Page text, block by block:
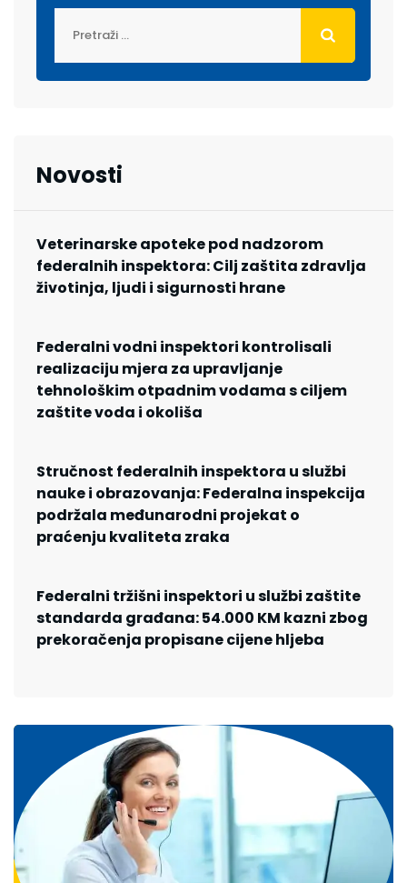
Novosti
Veterinarske apoteke pod nadzorom
federalnih inspektora: Cilj zaštita zdravlja
životinja, ljudi i sigurnosti hrane
Federalni vodni inspektori kontrolisali
realizaciju mjera za upravljanje
tehnološkim otpadnim vodama s ciljem
zaštite voda i okoliša
Stručnost federalnih inspektora u službi
nauke i obrazovanja: Federalna inspekcija
podržala međunarodni projekat o
praćenju kvaliteta zraka
Federalni tržišni inspektori u službi zaštite
standarda građana: 54.000 KM kazni zbog
prekoračenja propisane cijene hljeba